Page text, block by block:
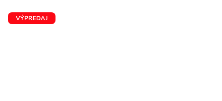
VÝPREDAJ